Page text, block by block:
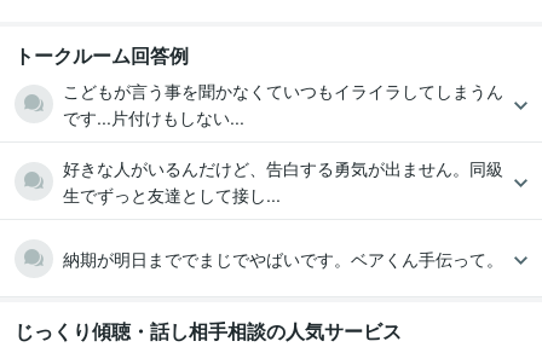
トークルーム回答例
こどもが言う事を聞かなくていつもイライラしてしまうん
です...片付けもしない...
好きな人がいるんだけど、告白する勇気が出ません。同級
生でずっと友達として接し...
納期が明日まででまじでやばいです。ベアくん手伝って。
じっくり傾聴・話し相手相談の人気サービス